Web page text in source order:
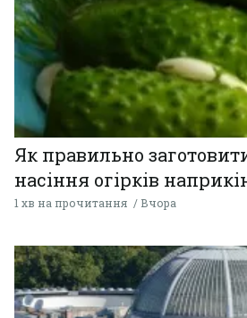
Як правильно
насіння огірків
1 хв на прочитання Вчора